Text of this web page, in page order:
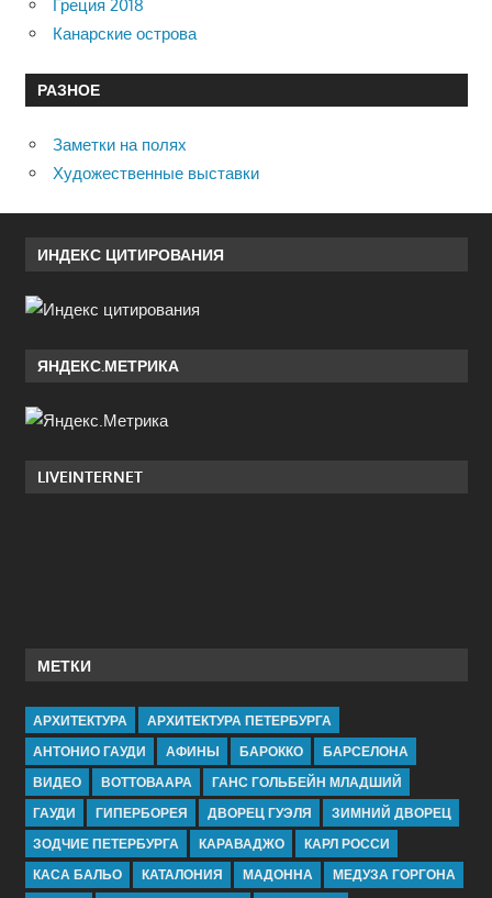
Греция 2018
Канарские острова
РАЗНОЕ
Заметки на полях
Художественные выставки
ИНДЕКС ЦИТИРОВАНИЯ
ЯНДЕКС.МЕТРИКА
LIVEINTERNET
МЕТКИ
АРХИТЕКТУРА
АРХИТЕКТУРА ПЕТЕРБУРГА
АНТОНИО ГАУДИ
АФИНЫ БАРОККО
БАРСЕЛОНА
ВИДЕО
ВОТТОВААРА
ГАНС ГОЛЬБЕЙН МЛАДШИЙ
ГАУДИ
ГИПЕРБОРЕЯ ДВОРЕЦ ГУЭЛЯ
ЗИМНИЙ ДВОРЕЦ
ЗОДЧИЕ ПЕТЕРБУРГА
КАРАВАДЖО
КАРЛ РОССИ
КАСА БАЛЬО
КАТАЛОНИЯ МАДОННА
МЕДУЗА ГОРГОНА